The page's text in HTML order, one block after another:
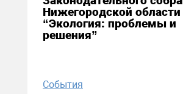
Нижегородской области
“Экология: проблемы и
решения”
События